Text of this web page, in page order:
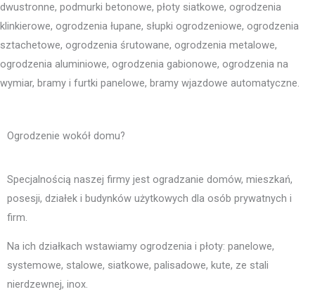
dwustronne, podmurki betonowe, płoty siatkowe, ogrodzenia
klinkierowe, ogrodzenia łupane, słupki ogrodzeniowe, ogrodzenia
sztachetowe, ogrodzenia śrutowane, ogrodzenia metalowe,
ogrodzenia aluminiowe, ogrodzenia gabionowe, ogrodzenia na
wymiar, bramy i furtki panelowe, bramy wjazdowe automatyczne.
Ogrodzenie wokół domu?
Specjalnością naszej firmy jest ogradzanie domów, mieszkań,
posesji, działek i budynków użytkowych dla osób prywatnych i
firm.
Na ich działkach wstawiamy ogrodzenia i płoty: panelowe,
systemowe, stalowe, siatkowe, palisadowe, kute, ze stali
nierdzewnej, inox.